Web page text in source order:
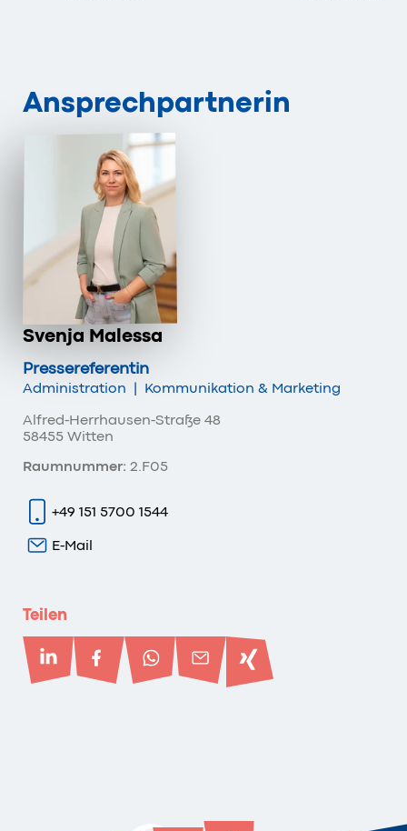
Ansprechpartnerin
Svenja Malessa
Pressereferentin
Administration
Kommunikation & Marketing
Alfred-Herrhausen-Straße 48
58455 Witten
Raumnummer: 2.F05
+49 151 5700 1544
E-Mail
Teilen